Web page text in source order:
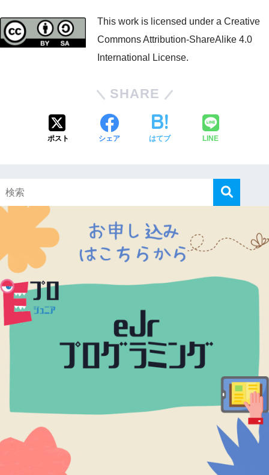
This work is licensed under a Creative
Commons Attribution-ShareAlike 4.0
International License.
SHARE
ポスト シェア はてブ LINE